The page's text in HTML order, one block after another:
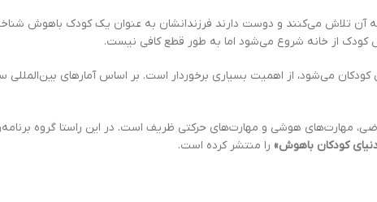
آن تلاش می‌کنند و دوست دارند فرزندانشان به عنوان یک کودک باهوش
کودک از خانه شروع می‌شود اما به طور قطع کافی نیست.
مهارت‌های هوشی و مهارت‌های حرکتی ظریف است. در این راستا گروه
کودکان باهوش» را منتشر کرده است.